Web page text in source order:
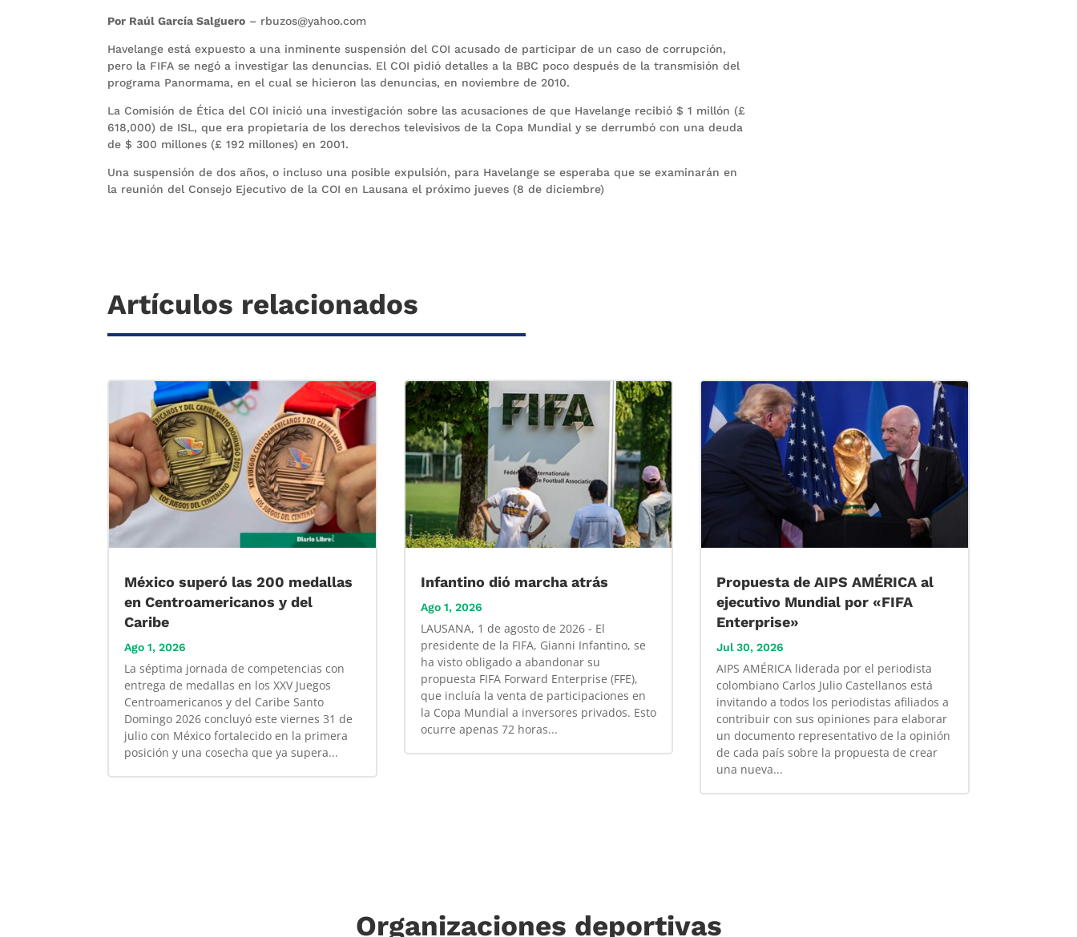
Por Raúl García Salguero – rbuzos@yahoo.com
Havelange está expuesto a una inminente suspensión del COI acusado de participar de un caso de corrupción,
pero la FIFA se negó a investigar las denuncias. El COI pidió detalles a la BBC poco después de la transmisión del
programa Panormama, en el cual se hicieron las denuncias, en noviembre de 2010.
La Comisión de Ética del COI inició una investigación sobre las acusaciones de que Havelange recibió $ 1 millón (£
618,000) de ISL, que era propietaria de los derechos televisivos de la Copa Mundial y se derrumbó con una deuda
de $ 300 millones (£ 192 millones) en 2001.
Una suspensión de dos años, o incluso una posible expulsión, para Havelange se esperaba que se examinarán en
la reunión del Consejo Ejecutivo de la COI en Lausana el próximo jueves (8 de diciembre)
Artículos relacionados
México superó las 200 medallas
en Centroamericanos y del
Caribe
Ago 1, 2026
La séptima jornada de competencias con
entrega de medallas en los XXV Juegos
Centroamericanos y del Caribe Santo
Domingo 2026 concluyó este viernes 31 de
julio con México fortalecido en la primera
posición y una cosecha que ya supera...
Infantino dió marcha atrás
Ago 1, 2026
LAUSANA, 1 de agosto de 2026 - El
presidente de la FIFA, Gianni Infantino, se
ha visto obligado a abandonar su
propuesta FIFA Forward Enterprise (FFE),
que incluía la venta de participaciones en
la Copa Mundial a inversores privados. Esto
ocurre apenas 72 horas...
Propuesta de AIPS AMÉRICA al
ejecutivo Mundial por «FIFA
Enterprise»
Jul 30, 2026
AIPS AMÉRICA liderada por el periodista
colombiano Carlos Julio Castellanos está
invitando a todos los periodistas afiliados a
contribuir con sus opiniones para elaborar
un documento representativo de la opinión
de cada país sobre la propuesta de crear
una nueva...
Organizaciones deportivas